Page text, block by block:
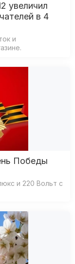
увеличил
в 4
и
Победы
и 220 Вольт с